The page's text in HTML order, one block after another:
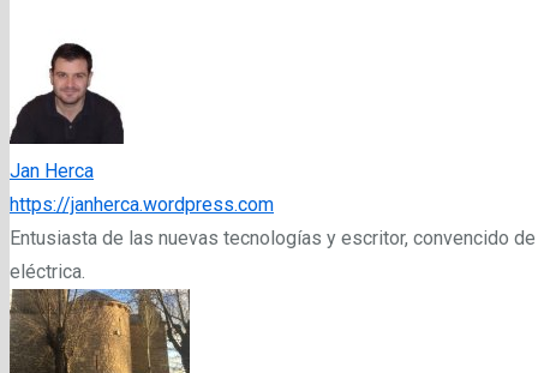
Jan Herca
https://janherca.wordpress.com
Entusiasta de las nuevas tecnologías y escritor, convencido
eléctrica.